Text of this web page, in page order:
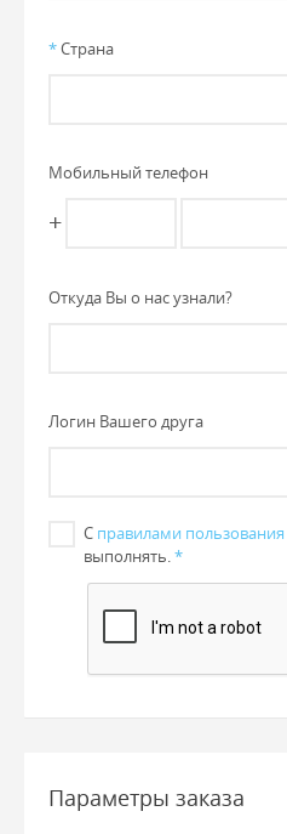
*Страна
Мобильный телефон
+
Откуда Вы о нас узнали?
Логин Вашего друга
С правилами пользования
выполнять.*
Параметры заказа